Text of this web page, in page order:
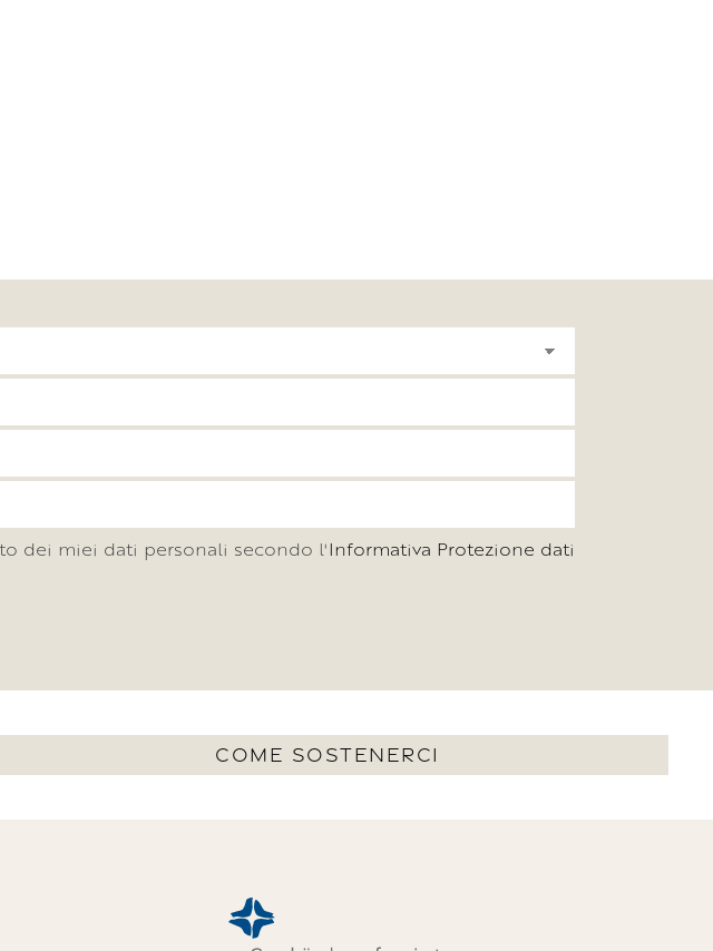
dei miei dati personali secondo l'Informativa Protezione dati
COME SOSTENERCI